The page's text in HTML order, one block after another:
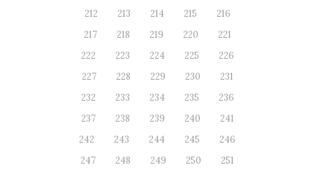
212
213 214 215
216
217
218 219 220
221
222
223 224 225
226
227
228 229 230
231
232
233 234 235
236
237
238 239 240
241
242
243 244 245
246
247
248 249 250
251